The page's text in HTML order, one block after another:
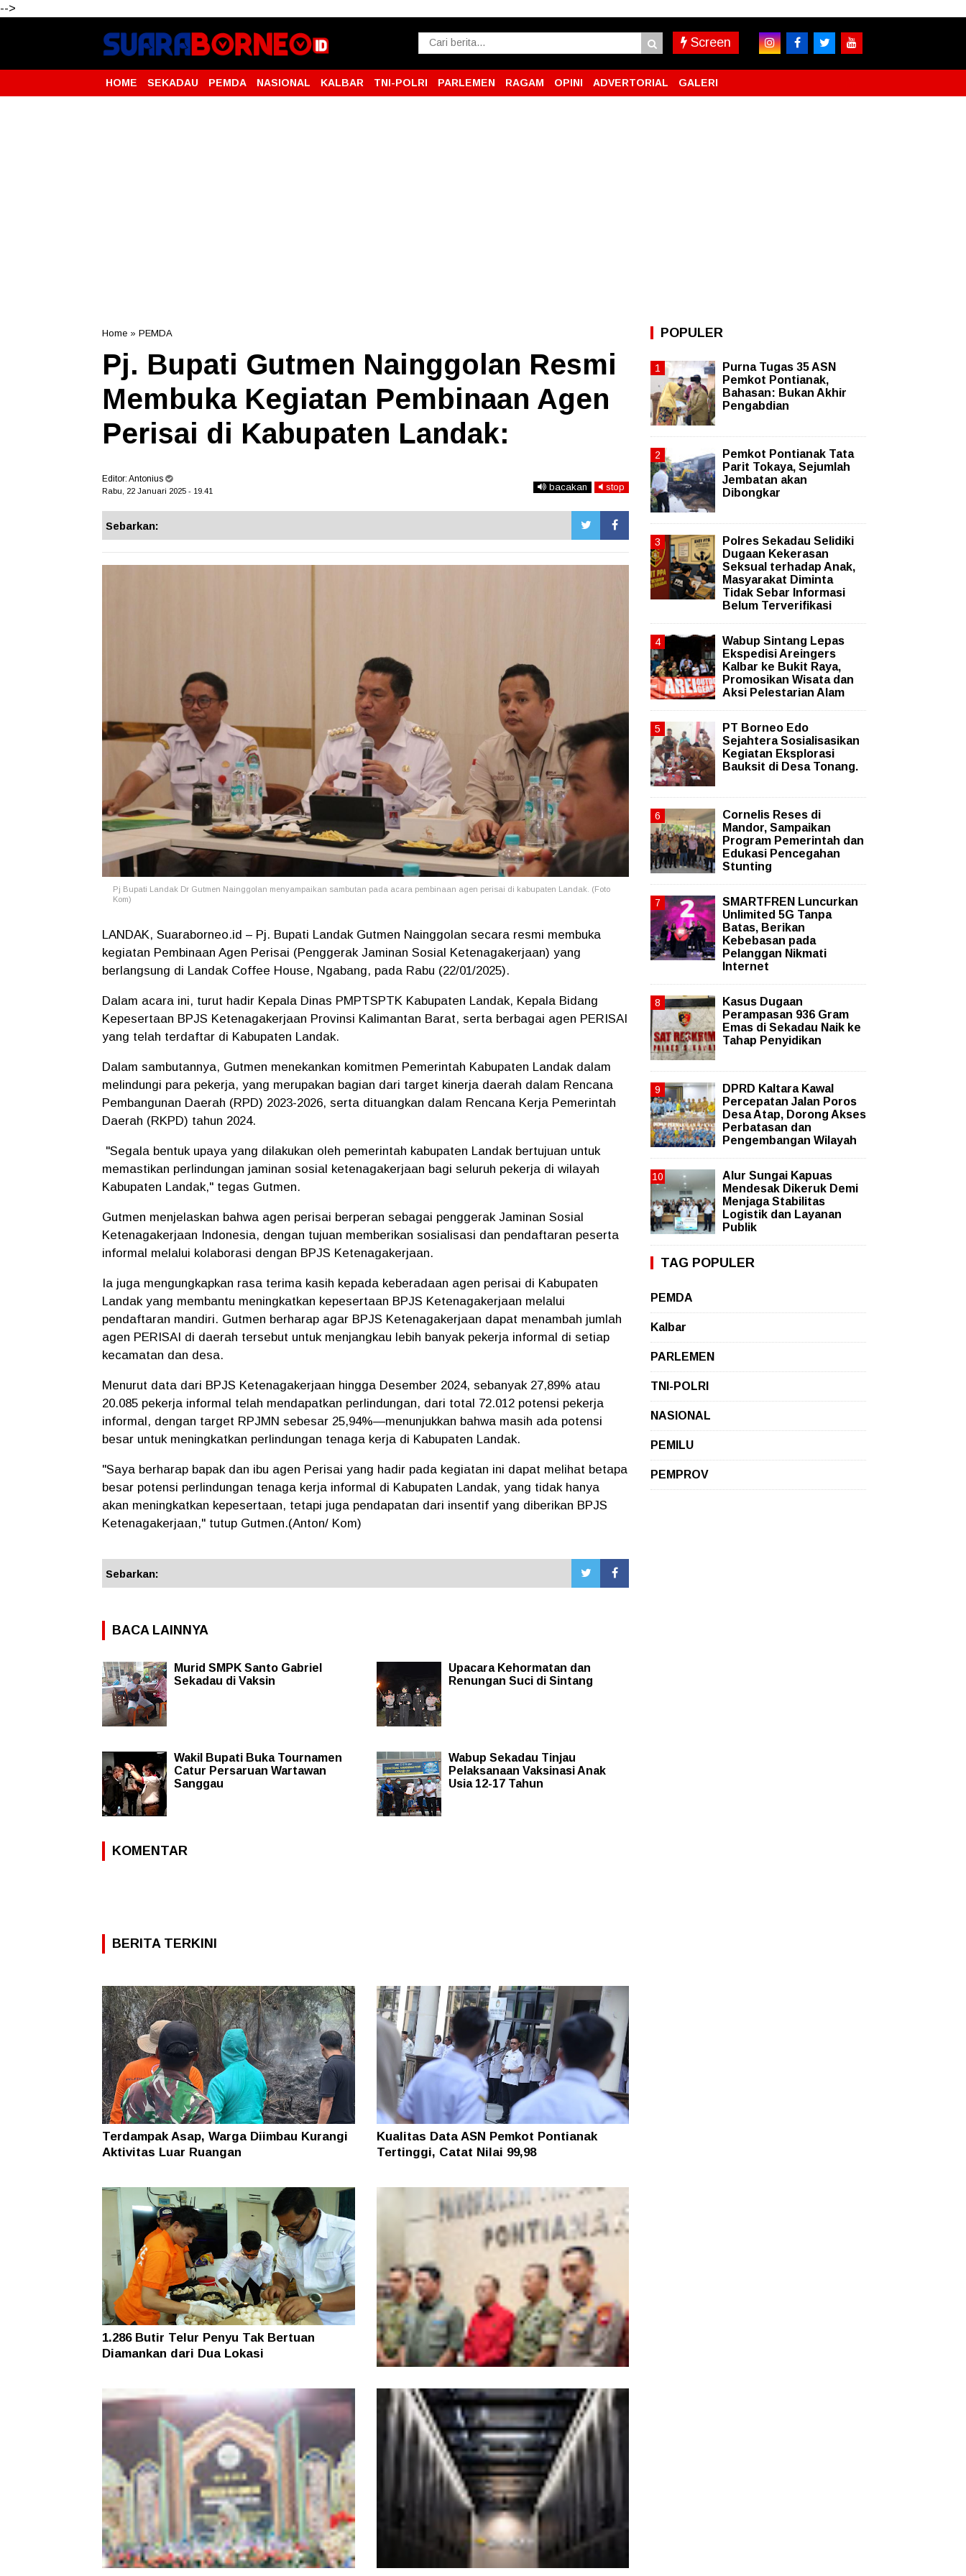
-->
Screen
HOME SEKADAU PEMDA NASIONAL KALBAR TNI-POLRI PARLEMEN RAGAM OPINI ADVERTORIAL GALERI
Home » PEMDA
Pj. Bupati Gutmen Nainggolan Resmi
Membuka Kegiatan Pembinaan Agen
Perisai di Kabupaten Landak:
Editor: Antonius
Rabu, 22 Januari 2025 - 19.41 bacakan stop
Sebarkan:
Pj Bupati Landak Dr Gutmen Nainggolan menyampaikan sambutan pada acara pembinaan agen perisai di kabupaten Landak. (Foto
Kom)
LANDAK, Suaraborneo.id – Pj. Bupati Landak Gutmen Nainggolan secara resmi membuka
kegiatan Pembinaan Agen Perisai (Penggerak Jaminan Sosial Ketenagakerjaan) yang
berlangsung di Landak Coffee House, Ngabang, pada Rabu (22/01/2025).
Dalam acara ini, turut hadir Kepala Dinas PMPTSPTK Kabupaten Landak, Kepala Bidang
Kepesertaan BPJS Ketenagakerjaan Provinsi Kalimantan Barat, serta berbagai agen PERISAI
yang telah terdaftar di Kabupaten Landak.
Dalam sambutannya, Gutmen menekankan komitmen Pemerintah Kabupaten Landak dalam
melindungi para pekerja, yang merupakan bagian dari target kinerja daerah dalam Rencana
Pembangunan Daerah (RPD) 2023-2026, serta dituangkan dalam Rencana Kerja Pemerintah
Daerah (RKPD) tahun 2024.
"Segala bentuk upaya yang dilakukan oleh pemerintah kabupaten Landak bertujuan untuk
memastikan perlindungan jaminan sosial ketenagakerjaan bagi seluruh pekerja di wilayah
Kabupaten Landak," tegas Gutmen.
Gutmen menjelaskan bahwa agen perisai berperan sebagai penggerak Jaminan Sosial
Ketenagakerjaan Indonesia, dengan tujuan memberikan sosialisasi dan pendaftaran peserta
informal melalui kolaborasi dengan BPJS Ketenagakerjaan.
Ia juga mengungkapkan rasa terima kasih kepada keberadaan agen perisai di Kabupaten
Landak yang membantu meningkatkan kepesertaan BPJS Ketenagakerjaan melalui
pendaftaran mandiri. Gutmen berharap agar BPJS Ketenagakerjaan dapat menambah jumlah
agen PERISAI di daerah tersebut untuk menjangkau lebih banyak pekerja informal di setiap
kecamatan dan desa.
Menurut data dari BPJS Ketenagakerjaan hingga Desember 2024, sebanyak 27,89% atau
20.085 pekerja informal telah mendapatkan perlindungan, dari total 72.012 potensi pekerja
informal, dengan target RPJMN sebesar 25,94%—menunjukkan bahwa masih ada potensi
besar untuk meningkatkan perlindungan tenaga kerja di Kabupaten Landak.
"Saya berharap bapak dan ibu agen Perisai yang hadir pada kegiatan ini dapat melihat betapa
besar potensi perlindungan tenaga kerja informal di Kabupaten Landak, yang tidak hanya
akan meningkatkan kepesertaan, tetapi juga pendapatan dari insentif yang diberikan BPJS
Ketenagakerjaan," tutup Gutmen.(Anton/ Kom)
Sebarkan:
BACA LAINNYA
Murid SMPK Santo Gabriel
Sekadau di Vaksin
Upacara Kehormatan dan
Renungan Suci di Sintang
Wakil Bupati Buka Tournamen
Catur Persaruan Wartawan
Sanggau
Wabup Sekadau Tinjau
Pelaksanaan Vaksinasi Anak
Usia 12-17 Tahun
KOMENTAR
BERITA TERKINI
Terdampak Asap, Warga Diimbau Kurangi
Aktivitas Luar Ruangan
Kualitas Data ASN Pemkot Pontianak
Tertinggi, Catat Nilai 99,98
1.286 Butir Telur Penyu Tak Bertuan
Diamankan dari Dua Lokasi
Kesiapsiagaan Total Pemprov Kalbar
Hadapi Karhutla
POPULER
Purna Tugas 35 ASN
Pemkot Pontianak,
Bahasan: Bukan Akhir
Pengabdian
Pemkot Pontianak Tata
Parit Tokaya, Sejumlah
Jembatan akan
Dibongkar
Polres Sekadau Selidiki
Dugaan Kekerasan
Seksual terhadap Anak,
Masyarakat Diminta
Tidak Sebar Informasi
Belum Terverifikasi
Wabup Sintang Lepas
Ekspedisi Areingers
Kalbar ke Bukit Raya,
Promosikan Wisata dan
Aksi Pelestarian Alam
PT Borneo Edo
Sejahtera Sosialisasikan
Kegiatan Eksplorasi
Bauksit di Desa Tonang.
Cornelis Reses di
Mandor, Sampaikan
Program Pemerintah dan
Edukasi Pencegahan
Stunting
SMARTFREN Luncurkan
Unlimited 5G Tanpa
Batas, Berikan
Kebebasan pada
Pelanggan Nikmati
Internet
Kasus Dugaan
Perampasan 936 Gram
Emas di Sekadau Naik ke
Tahap Penyidikan
DPRD Kaltara Kawal
Percepatan Jalan Poros
Desa Atap, Dorong Akses
Perbatasan dan
Pengembangan Wilayah
Alur Sungai Kapuas
Mendesak Dikeruk Demi
Menjaga Stabilitas
Logistik dan Layanan
Publik
TAG POPULER
PEMDA
Kalbar
PARLEMEN
TNI-POLRI
NASIONAL
PEMILU
PEMPROV